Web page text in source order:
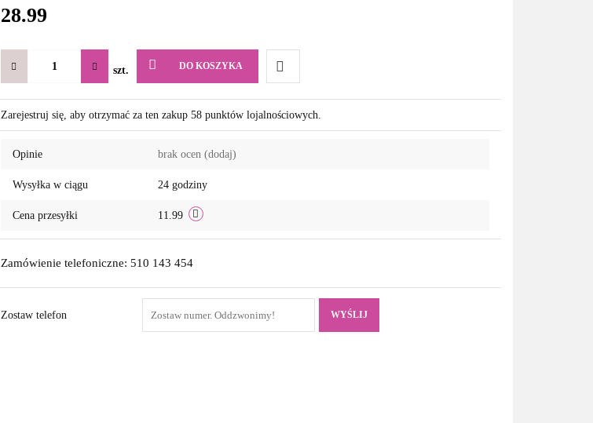
28.99
szt. DO KOSZYKA
Do
przechowalni
Zarejestruj się, aby otrzymać za ten zakup 58 punktów lojalnościowych.
Opinie brak ocen (dodaj)
Wysyłka w ciągu 24 godziny
Cena przesyłki 11.99
Zamówienie telefoniczne: 510 143 454
Zostaw telefon WYŚLIJ